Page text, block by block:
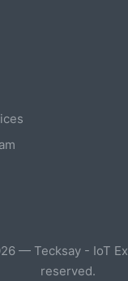
— Tecksay - IoT
reserved.